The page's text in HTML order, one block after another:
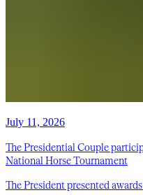
July 11, 2026
The Presidential Couple
National Horse Tournament
The President presented